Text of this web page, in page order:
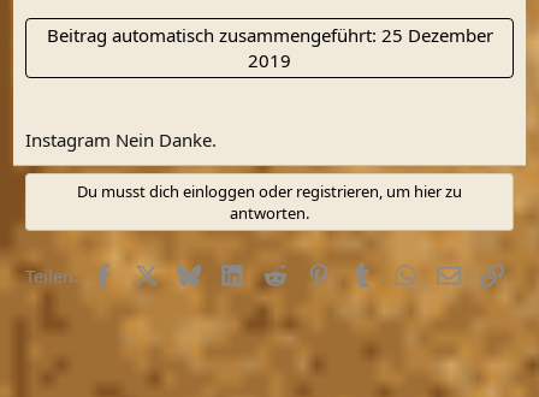
Beitrag automatisch zusammengeführt: 25 Dezember
2019
Instagram Nein Danke.
Du musst dich einloggen oder registrieren, um hier zu
antworten.
Teilen: Facebook
X (Twitter)
BlueskyLinkedInReddit PinterestTumblrWhatsApp
E-MailLink